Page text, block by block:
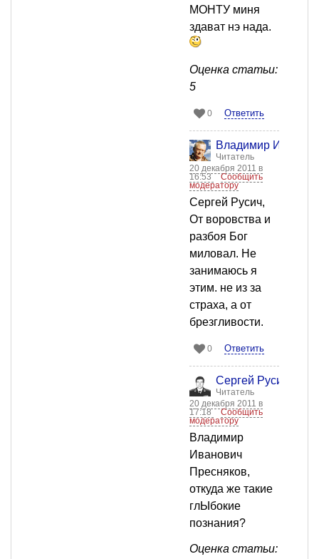
МОНТУ миня
здават нэ нада.
Оценка статьи:
5
0 Ответить
Владимир
Читатель
20 декабря 2011 в
16:53
Сообщить
модератору
Сергей Русич,
От воровства и
разбоя Бог
миловал. Не
занимаюсь я
этим. не из за
страха, а от
брезгливости.
0 Ответить
Сергей Русич
Читатель
20 декабря 2011 в
17:18
Сообщить
модератору
Владимир
Иванович
Пресняков,
откуда же такие
глЫбокие
познания?
Оценка статьи: